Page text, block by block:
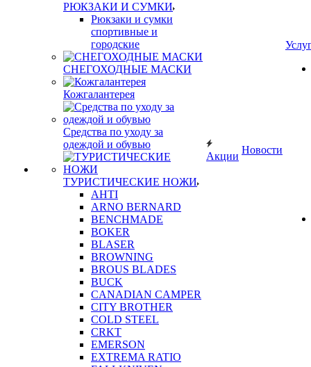
РЮКЗАКИ И СУМКИ
Рюкзаки и сумки
спортивные и
городские
СНЕГОХОДНЫЕ МАСКИ
Кожгалантерея
Средства по уходу за
одеждой и обувью
ТУРИСТИЧЕСКИЕ НОЖИ
AHTI
ARNO BERNARD
BENCHMADE
BOKER
BLASER
BROWNING
BROUS BLADES
BUCK
CANADIAN CAMPER
CITY BROTHER
COLD STEEL
CRKT
EMERSON
EXTREMA RATIO
Акции
Новости